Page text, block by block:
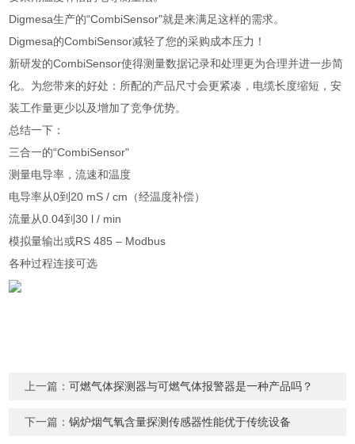
Digmesa生产的“CombiSensor"就是来满足这样的需求。
Digmesa的CombiSensor减轻了您的采购成本压力！
新研发的CombiSensor使得测量数据记录和处理更为合理并进一步简
化。为您带来的好处：所配的产品尺寸会更紧凑，电缆长度缩短，安
装工作量更少以及增加了竞争优势。
总结一下：
三合一的“CombiSensor"
测量电导率，流速和温度
电导率从0到20 mS / cm（经温度补偿）
流量从0.04到30 l / min
模拟量输出或RS 485 – Modbus
各种过程连接可选
上一篇：可燃气体探测器与可燃气体报警器是一种产品吗？
下一篇：锅炉烟气氧含量探测传感器性能优于传统设备